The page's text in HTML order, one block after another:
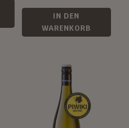
IN DEN
WARENKORB